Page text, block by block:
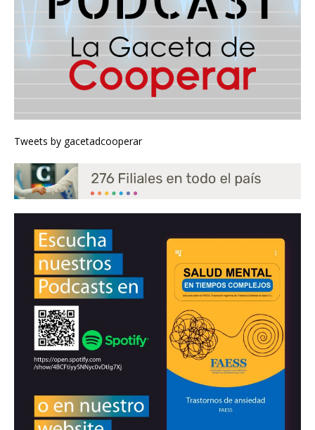
Tweets by gacetadcooperar